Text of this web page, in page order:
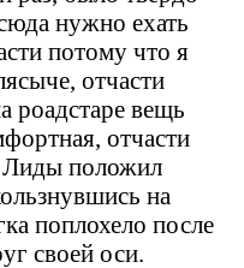
нужно ехать
потому что я
отчасти
роадстаре вещь
отчасти
Лиды положил
на
поплохело после
своей оси.